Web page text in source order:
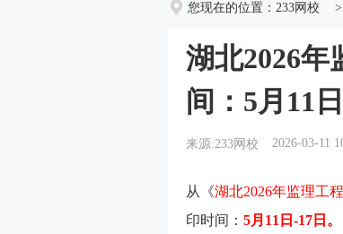
您现在的位置： 233网校 >
湖北2026
间：5月11
来源:233网校 2026-03-11
从《湖北2026年监理工
印时间： 5月11日-17日。